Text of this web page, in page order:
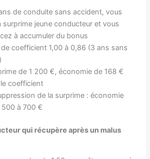
de conduite sans accident, vous
surprime jeune conducteur et vous
à accumuler du bonus
coefficient 1,00 à 0,86 (3 ans sans
de 1 200 €, économie de 168 €
coefficient
de la surprime : économie
à 700 €
qui récupère après un malus